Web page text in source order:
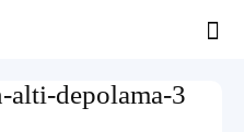
alti-depolama-3